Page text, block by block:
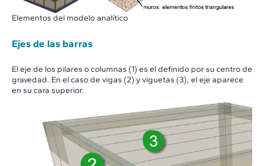
Elementos del modelo analítico
Ejes de las barras
El eje de los pilares o columnas (1) es el definido por su centro de
gravedad. En el caso de vigas (2) y viguetas (3), el eje aparece
en su cara superior.